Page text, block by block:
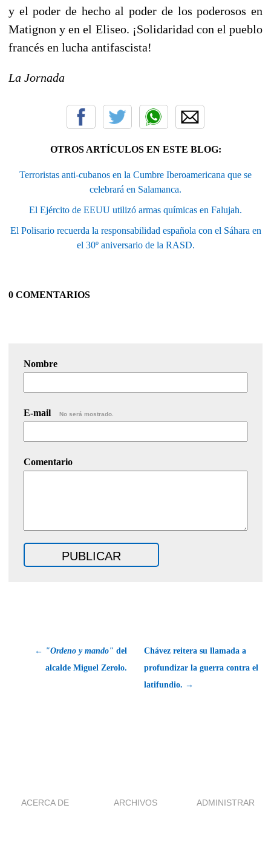
y el poder de hecho al poder de los poderosos en
Matignon y en el Eliseo. ¡Solidaridad con el pueblo
francés en lucha antifascista!
La Jornada
OTROS ARTÍCULOS EN ESTE BLOG:
Terroristas anti-cubanos en la Cumbre Iberoamericana que se
celebrará en Salamanca.
El Ejército de EEUU utilizó armas químicas en Falujah.
El Polisario recuerda la responsabilidad española con el Sáhara en
el 30º aniversario de la RASD.
0 COMENTARIOS
Nombre
E-mail No será mostrado.
Comentario
← "Ordeno y mando" del
alcalde Miguel Zerolo.
Chávez reitera su llamada a
profundizar la guerra contra el
latifundio. →
ACERCA DE ARCHIVOS ADMINISTRAR